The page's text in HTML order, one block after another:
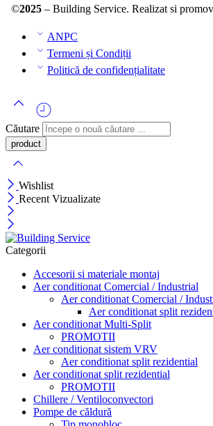
©2025– Building Service. Realizat si
ANPC
Termeni și Condiții
Politică de confidențialitate
Căutare
Wishlist
Recent Vizualizate
Categorii
Accesorii si materiale montaj
Aer conditionat Comercial / Industrial
Aer conditionat Comercial /
Aer conditionat split
Aer conditionat Multi-Split
PROMOTII
Aer conditionat sistem VRV
Aer conditionat split rezidential
Aer conditionat split rezidential
PROMOTII
Chillere / Ventiloconvectori
Pompe de căldură